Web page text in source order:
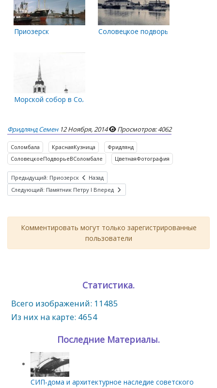
Приозерск Соловецкое подворье
Морской собор в Соломбале
Фридлянд Семен 12 Ноября, 2014 Просмотров: 4062
Соломбала КраснаяКузница
Фридлянд
СоловецкоеПодворьеВСоломбале
ЦветнаяФотография
Предыдущий: Приозерск
Назад
Следующий: Памятник Петру I Вперед
Комментировать могут только зарегистрированные
пользователи
Статистика.
Всего изображений: 11485
Из них на карте: 4654
Последние Материалы.
СИП‑дома и архитектурное наследие советского